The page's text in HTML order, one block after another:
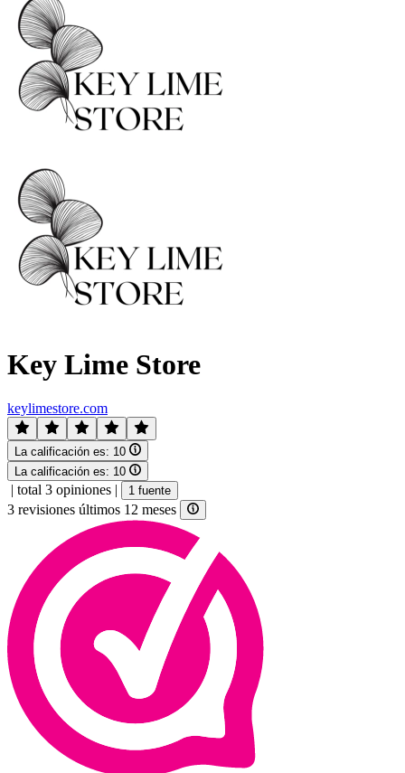
Key Lime Store
keylimestore.com
La calificación es: 10
La calificación es: 10
| total 3 opiniones | 1 fuente
3 revisiones últimos 12 meses